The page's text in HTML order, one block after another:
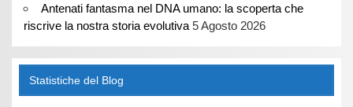
Antenati fantasma nel DNA umano: la scoperta che
riscrive la nostra storia evolutiva 5 Agosto 2026
Statistiche del Blog